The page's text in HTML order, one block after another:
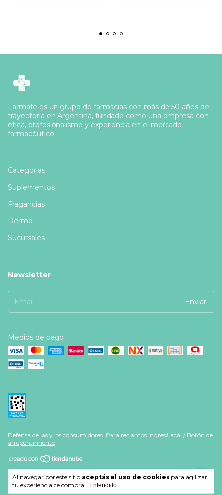
Al navegar por este sitio aceptás el uso de cookies para agilizar
tu experiencia de compra.
Entendido
Farmafe es un grupo de farmacias con más de 50 años de
trayectoria en Argentina, fundado como una empresa con
ética, profesionalismo y experiencia en el mercado
farmacéutico.
Categorias
Suplementos
Fragancias
Dermo
Sucursales
Newsletter
Medios de pago
Defensa de las y los consumidores. Para reclamos ingresá acá. / Botón de
arrepentimiento
Copyright Farmafe - 20391066540 - 2026. Todos los derechos
reservados.